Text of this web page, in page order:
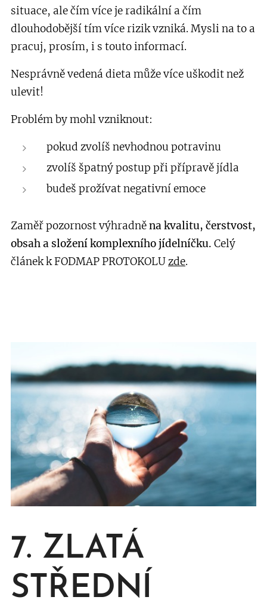
situace, ale čím více je radikální a čím
dlouhodobější tím více rizik vzniká. Mysli na to a
pracuj, prosím, i s touto informací.
Nesprávně vedená dieta může více uškodit než
ulevit!
Problém by mohl vzniknout:
pokud zvolíš nevhodnou potravinu
zvolíš špatný postup při přípravě jídla
budeš prožívat negativní emoce
Zaměř pozornost výhradněna kvalitu, čerstvost,
obsah a složení komplexního jídelníčku. Celý
článek k FODMAP PROTOKOLUzde.
7. ZLATÁ
STŘEDNÍ